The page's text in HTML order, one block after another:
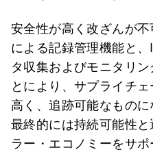
安全性が高く改ざんが
による記録管理機能と
タ収集およびモニタリ
とにより、サプライチ
高く、追跡可能なものに
最終的には持続可能性
ラー・エコノミーをサ